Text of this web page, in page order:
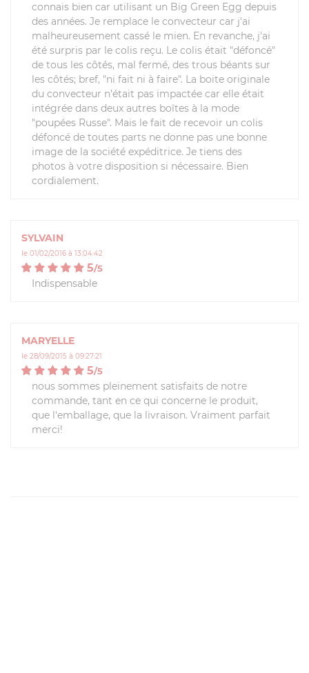
connais bien car utilisant un Big Green Egg depuis
des années. Je remplace le convecteur car j'ai
malheureusement cassé le mien. En revanche, j'ai
été surpris par le colis reçu. Le colis était "défoncé"
de tous les côtés, mal fermé, des trous béants sur
les côtés; bref, "ni fait ni à faire". La boite originale
du convecteur n'était pas impactée car elle était
intégrée dans deux autres boîtes à la mode
"poupées Russe". Mais le fait de recevoir un colis
défoncé de toutes parts ne donne pas une bonne
image de la société expéditrice. Je tiens des
photos à votre disposition si nécessaire. Bien
cordialement.
SYLVAIN
le 01/02/2016 à 13:04:42
5/5
Indispensable
MARYELLE
le 28/09/2015 à 09:27:21
5/5
nous sommes pleinement satisfaits de notre
commande, tant en ce qui concerne le produit,
que l'emballage, que la livraison. Vraiment parfait
merci!